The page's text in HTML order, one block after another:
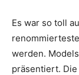
Es war so toll
werden.
präsentiert.